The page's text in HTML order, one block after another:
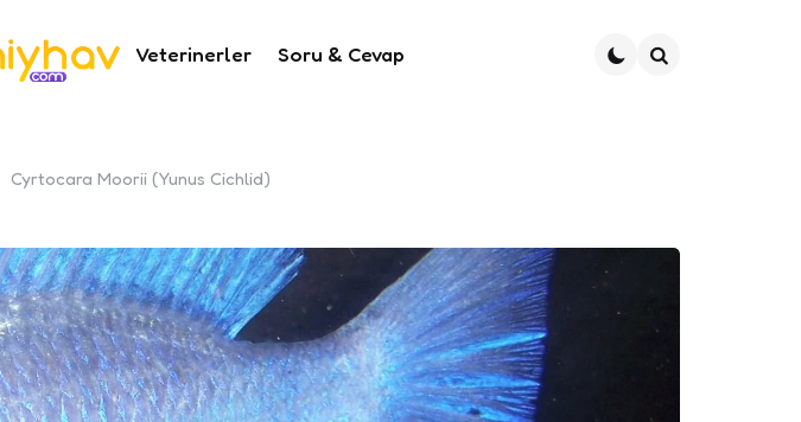
Veterinerler Soru & Cevap
Cyrtocara Moorii (Yunus Cichlid)